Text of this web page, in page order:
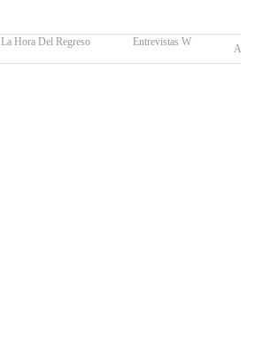
La Hora Del Regreso Entrevistas W